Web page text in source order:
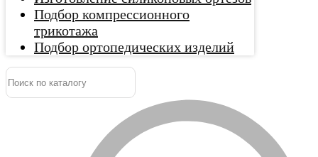
Подбор компрессионного
трикотажа
Подбор ортопедических изделий